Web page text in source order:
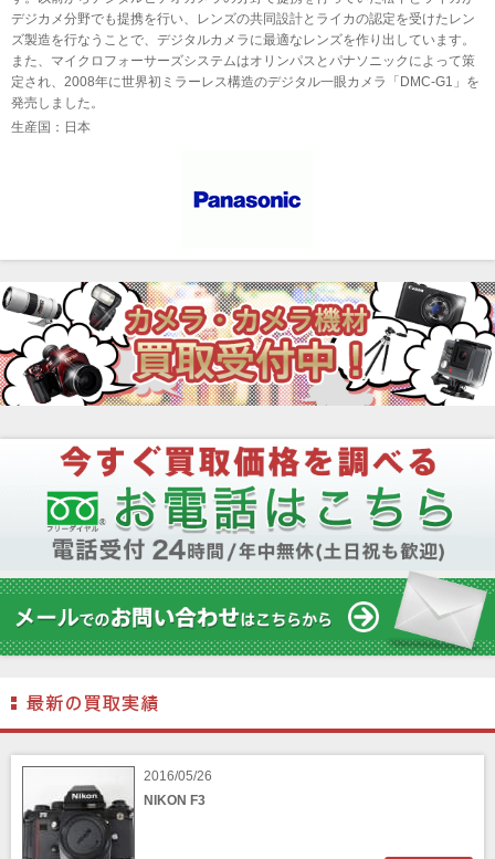
デジカメ分野でも提携を行い、レンズの共同設計とライカの認定を受けたレン
ズ製造を行なうことで、デジタルカメラに最適なレンズを作り出しています。
また、マイクロフォーサーズシステムはオリンパスとパナソニックによって策
定され、2008年に世界初ミラーレス構造のデジタル一眼カメラ「DMC-G1」を
発売しました。
生産国：日本
2016/05/26
NIKON F3